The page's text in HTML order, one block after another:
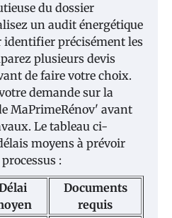
du dossier
un audit énergétique
identifier précisément les
plusieurs devis
de faire votre choix.
demande sur la
MaPrimeRénov' avant
Le tableau ci-
moyens à prévoir
:
Documents
requis